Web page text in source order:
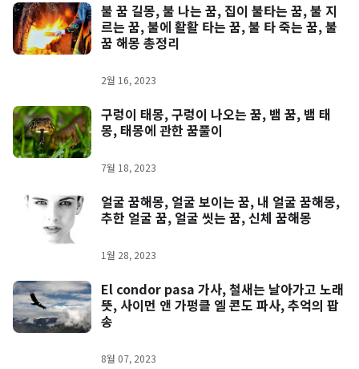
불 꿈 길몽, 불 나는 꿈, 집이 불타는 꿈, 불 지
르는 꿈, 불에 활활 타는 꿈, 불 타 죽는 꿈, 불
꿈 해몽 총정리
2월 16, 2023
구렁이 태몽, 구렁이 나오는 꿈, 뱀 꿈, 뱀 태
몽, 태몽에 관한 꿈풀이
7월 18, 2023
얼굴 꿈해몽, 얼굴 보이는 꿈, 내 얼굴 꿈해몽,
추한 얼굴 꿈, 얼굴 씻는 꿈, 신체 꿈해몽
1월 28, 2023
El condor pasa 가사, 철새는 날아가고 노래
뜻, 사이먼 앤 가펑클 엘 콘도 파사, 추억의 팝
송
8월 07, 2023